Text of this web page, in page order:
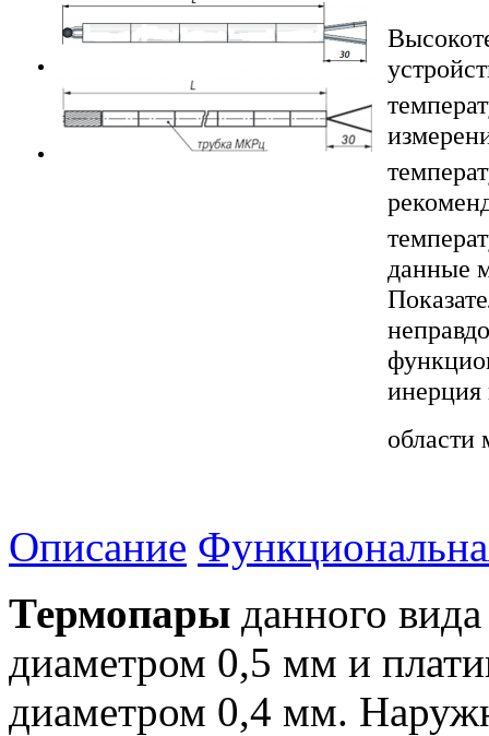
данные
инерция
области
Описание
Термопары данного
диаметром 0,5 мм и
диаметром 0,4 мм.